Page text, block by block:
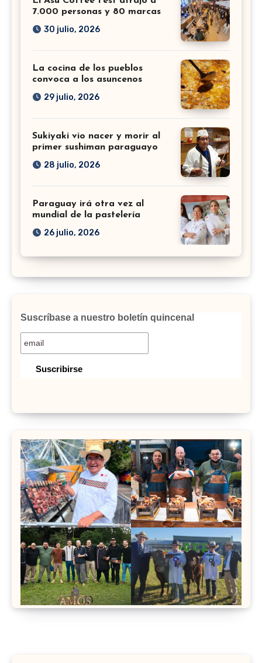
7.000 personas y 80 marcas
30 julio, 2026
La cocina de los pueblos
convoca a los asuncenos
29 julio, 2026
Sukiyaki vio nacer y morir al
primer sushiman paraguayo
28 julio, 2026
Paraguay irá otra vez al
mundial de la pastelería
26 julio, 2026
Suscríbase a nuestro boletín quincenal